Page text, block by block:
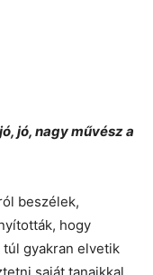
jó, nagy művész a
beszélek,
hogy
gyakran elvetik